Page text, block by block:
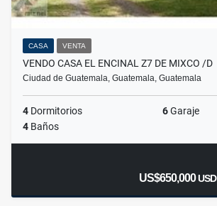
CASA VENTA
VENDO CASA EL ENCINAL Z7 DE MIXCO /D
Ciudad de Guatemala, Guatemala, Guatemala
4 Dormitorios 6Garaje
4 Baños
US$650,000USD